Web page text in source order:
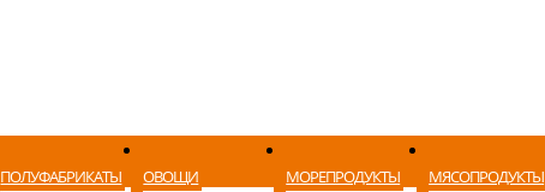
ПОЛУФАБРИКАТЫ ОВОЩИ МОРЕПРОДУКТЫ МЯСОПРОДУКТЫ